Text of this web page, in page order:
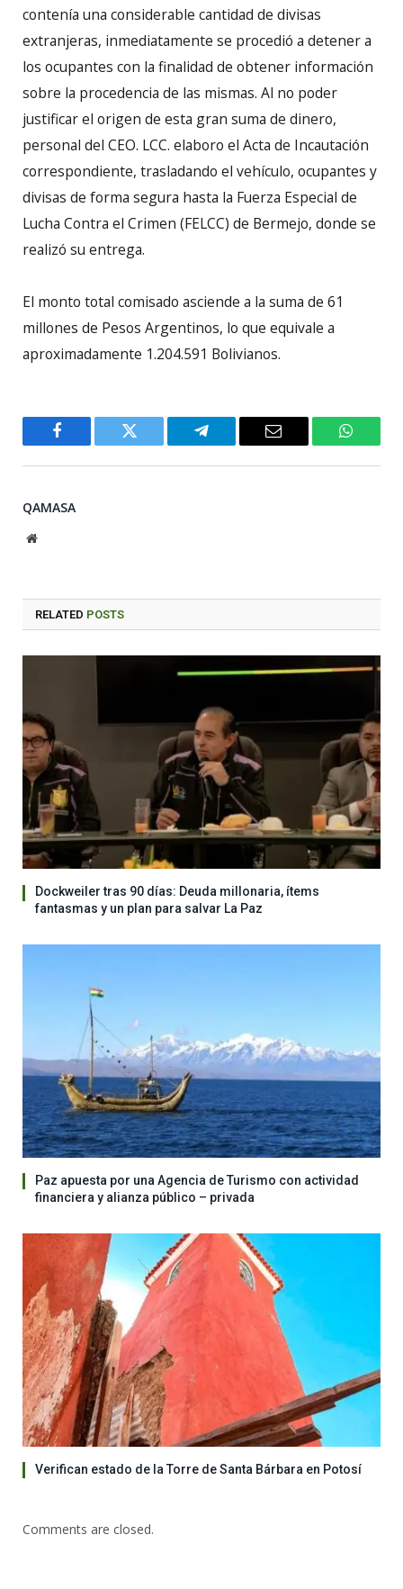
contenía una considerable cantidad de divisas
extranjeras, inmediatamente se procedió a detener a
los ocupantes con la finalidad de obtener información
sobre la procedencia de las mismas. Al no poder
justificar el origen de esta gran suma de dinero,
personal del CEO. LCC. elaboro el Acta de Incautación
correspondiente, trasladando el vehículo, ocupantes y
divisas de forma segura hasta la Fuerza Especial de
Lucha Contra el Crimen (FELCC) de Bermejo, donde se
realizó su entrega.
El monto total comisado asciende a la suma de 61
millones de Pesos Argentinos, lo que equivale a
aproximadamente 1.204.591 Bolivianos.
Facebook Twitter Telegram Email
QAMASA
Website
RELATED POSTS
Dockweiler tras 90 días: Deuda millonaria, ítems
fantasmas y un plan para salvar La Paz
Paz apuesta por una Agencia de Turismo con actividad
financiera y alianza público – privada
Verifican estado de la Torre de Santa Bárbara en Potosí
Comments are closed.